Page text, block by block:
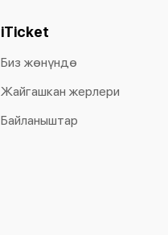
iTicket
Биз жөнүндө
Жайгашкан жерлери
Байланыштар